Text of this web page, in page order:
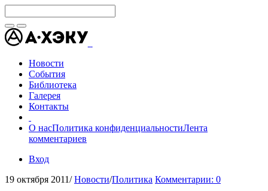
Новости
События
Библиотека
Галерея
Контакты
О насПолитика конфиденциальностиЛента
комментариев
Вход
19 октября 2011/ Новости/Политика Комментарии: 0